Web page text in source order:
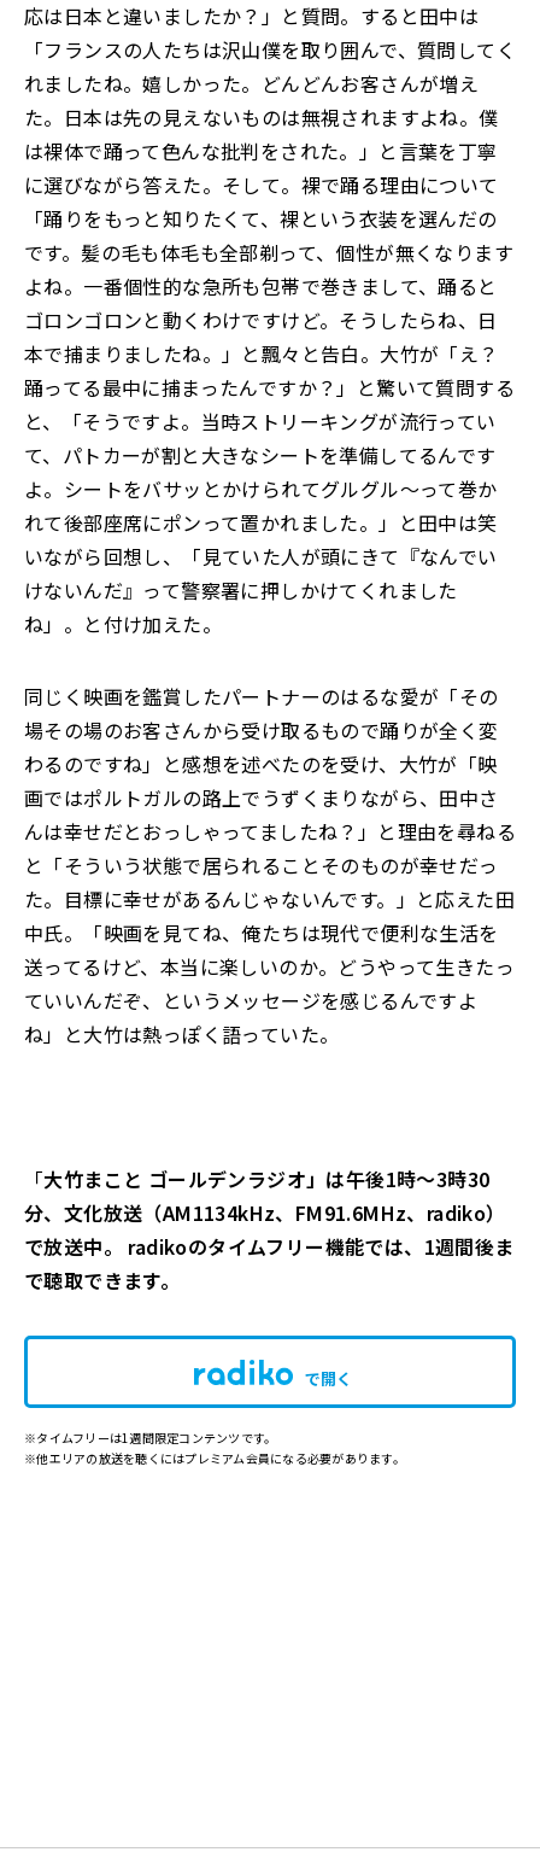
応は日本と違いましたか？」と質問。すると田中は
「フランスの人たちは沢山僕を取り囲んで、質問してく
れましたね。嬉しかった。どんどんお客さんが増え
た。日本は先の見えないものは無視されますよね。僕
は裸体で踊って色んな批判をされた。」と言葉を丁寧
に選びながら答えた。そして。裸で踊る理由について
「踊りをもっと知りたくて、裸という衣装を選んだの
です。髪の毛も体毛も全部剃って、個性が無くなります
よね。一番個性的な急所も包帯で巻きまして、踊ると
ゴロンゴロンと動くわけですけど。そうしたらね、日
本で捕まりましたね。」と飄々と告白。大竹が「え？
踊ってる最中に捕まったんですか？」と驚いて質問する
と、「そうですよ。当時ストリーキングが流行ってい
て、パトカーが割と大きなシートを準備してるんです
よ。シートをバサッとかけられてグルグル～って巻か
れて後部座席にポンって置かれました。」と田中は笑
いながら回想し、「見ていた人が頭にきて『なんでい
けないんだ』って警察署に押しかけてくれました
ね」。と付け加えた。
同じく映画を鑑賞したパートナーのはるな愛が「その
場その場のお客さんから受け取るもので踊りが全く変
わるのですね」と感想を述べたのを受け、大竹が「映
画ではポルトガルの路上でうずくまりながら、田中さ
んは幸せだとおっしゃってましたね？」と理由を尋ねる
と「そういう状態で居られることそのものが幸せだっ
た。目標に幸せがあるんじゃないんです。」と応えた田
中氏。「映画を見てね、俺たちは現代で便利な生活を
送ってるけど、本当に楽しいのか。どうやって生きたっ
ていいんだぞ、というメッセージを感じるんですよ
ね」と大竹は熱っぽく語っていた。
「大竹まこと ゴールデンラジオ」は午後1時～3時30
分、文化放送（AM1134kHz、FM91.6MHz、radiko）
で放送中。 radikoのタイムフリー機能では、1週間後ま
で聴取できます。
で開く
※タイムフリーは1週間限定コンテンツです。
※他エリアの放送を聴くにはプレミアム会員になる必要があります。